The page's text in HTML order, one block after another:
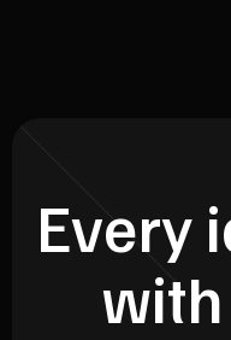
Every